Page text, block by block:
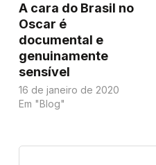
A cara do Brasil no
Oscar é
documental e
genuinamente
sensível
16 de janeiro de 2020
Em "Blog"